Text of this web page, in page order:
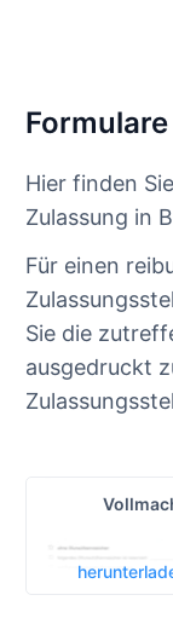
Formulare
Hier finden
Zulassung in
Für einen
Sie die
ausgedruckt